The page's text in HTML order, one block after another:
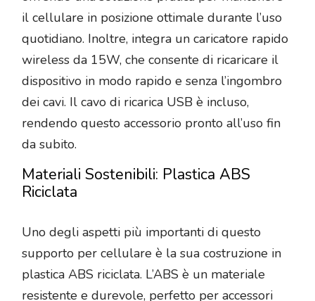
il cellulare in posizione ottimale durante l’uso
quotidiano. Inoltre, integra un caricatore rapido
wireless da 15W, che consente di ricaricare il
dispositivo in modo rapido e senza l’ingombro
dei cavi. Il cavo di ricarica USB è incluso,
rendendo questo accessorio pronto all’uso fin
da subito.
Materiali Sostenibili: Plastica ABS
Riciclata
Uno degli aspetti più importanti di questo
supporto per cellulare è la sua costruzione in
plastica ABS riciclata. L’ABS è un materiale
resistente e durevole, perfetto per accessori